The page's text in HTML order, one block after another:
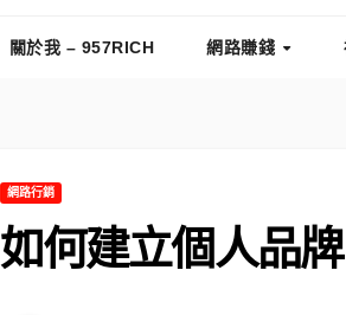
關於我 – 957RICH 網路賺錢
網路行銷
如何建立個人品